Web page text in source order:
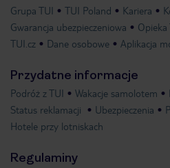
Grupa TUI TUI Poland Kariera
Gwarancja ubezpieczeniowa
TUI.cz
Dane osobowe Aplikacja
Przydatne informacje
Podróż z TUI Wakacje samolotem
Status reklamacji
Ubezpieczenia
Hotele przy lotniskach
Regulaminy